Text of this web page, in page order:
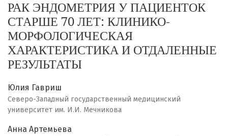
РАК ЭНДОМЕТРИЯ У ПАЦИЕНТОК
СТАРШЕ 70 ЛЕТ: КЛИНИКО-
МОРФОЛОГИЧЕСКАЯ
ХАРАКТЕРИСТИКА И ОТДАЛЕННЫЕ
РЕЗУЛЬТАТЫ
Юлия Гавриш
Северо-Западный государственный медицинский
университет им. И.И. Мечникова
Анна Артемьева